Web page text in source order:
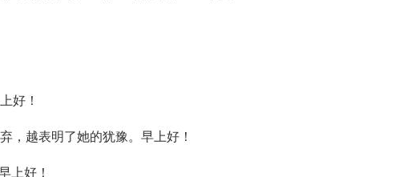
好！
，越表明了她的犹豫。早上好！
上好！